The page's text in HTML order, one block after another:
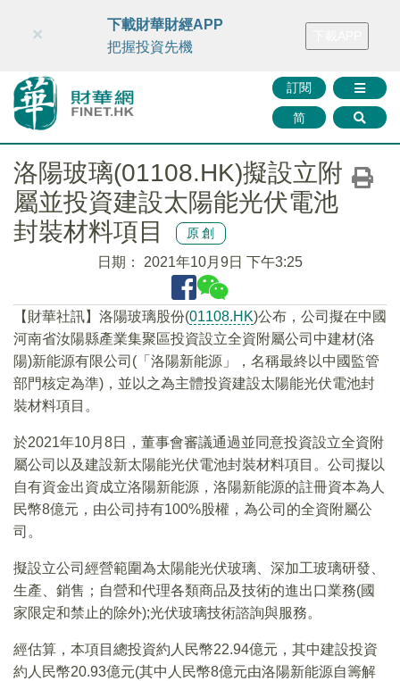
財華智庫網 FINTV FINMETA 財華證券 媒體矩陣
訂閱
简
×
下載財華財經APP
把握投資先機
洛陽玻璃(01108.HK)擬設立附
屬並投資建設太陽能光伏電池
封裝材料項目
原創
日期： 2021年10月9日 下午3:25
【財華社訊】洛陽玻璃股份(01108.HK)公布，公司擬在中國
河南省汝陽縣產業集聚區投資設立全資附屬公司中建材(洛
陽)新能源有限公司(「洛陽新能源」，名稱最終以中國監管
部門核定為準)，並以之為主體投資建設太陽能光伏電池封
裝材料項目。
於2021年10月8日，董事會審議通過並同意投資設立全資附
屬公司以及建設新太陽能光伏電池封裝材料項目。公司擬以
自有資金出資成立洛陽新能源，洛陽新能源的註冊資本為人
民幣8億元，由公司持有100%股權，為公司的全資附屬公
司。
擬設立公司經營範圍為太陽能光伏玻璃、深加工玻璃研發、
生產、銷售；自營和代理各類商品及技術的進出口業務(國
家限定和禁止的除外);光伏玻璃技術諮詢與服務。
經估算，本項目總投資約人民幣22.94億元，其中建設投資
約人民幣20.93億元(其中人民幣8億元由洛陽新能源自籌解